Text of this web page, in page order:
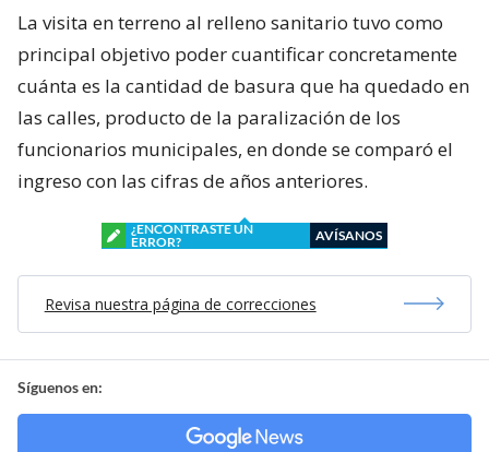
La visita en terreno al relleno sanitario tuvo como
principal objetivo poder cuantificar concretamente
cuánta es la cantidad de basura que ha quedado en
las calles, producto de la paralización de los
funcionarios municipales, en donde se comparó el
ingreso con las cifras de años anteriores.
¿ENCONTRASTE UN
ERROR?
AVÍSANOS
Revisa nuestra página de correcciones
Síguenos en: